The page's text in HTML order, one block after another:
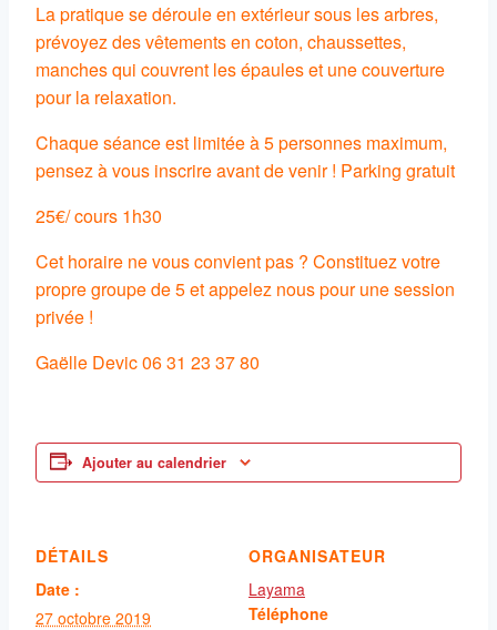
La pratique se déroule en extérieur sous les arbres,
prévoyez des vêtements en coton, chaussettes,
manches qui couvrent les épaules et une couverture
pour la relaxation.
Chaque séance est limitée à 5 personnes maximum,
pensez à vous inscrire avant de venir ! Parking gratuit
25€/ cours 1h30
Cet horaire ne vous convient pas ? Constituez votre
propre groupe de 5 et appelez nous pour une session
privée !
Gaëlle Devic 06 31 23 37 80
Ajouter au calendrier
DÉTAILS
Date :
27 octobre 2019
ORGANISATEUR
Layama
Téléphone